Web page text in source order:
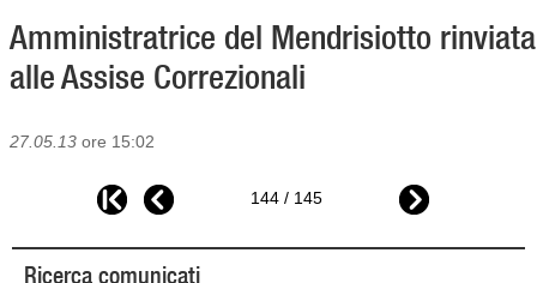
Amministratrice del Mendrisiotto rinviata
alle Assise Correzionali
27.05.13 ore 15:02
144 / 145
Ricerca comunicati